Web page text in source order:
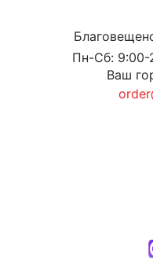
Пн-Сб: 9:00-
Ваш